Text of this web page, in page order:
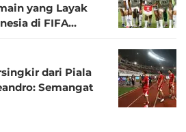
yang Layak
di FIFA
dari Piala
Semangat